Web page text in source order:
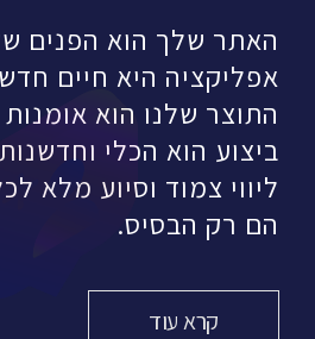
האתר שלך הוא הפנים
אפליקציה היא חיים
התוצר שלנו הוא
ביצוע הוא הכלי
ליווי צמוד וסיוע מלא
הם רק הבסיס.
קרא עוד